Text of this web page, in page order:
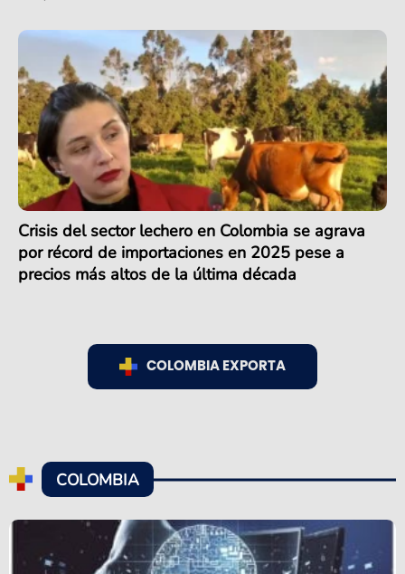
Crisis del sector lechero en Colombia se agrava
por récord de importaciones en 2025 pese a
precios más altos de la última década
COLOMBIA EXPORTA
COLOMBIA